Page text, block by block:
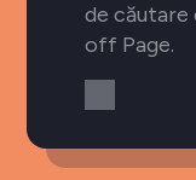
de căutare
off Page.